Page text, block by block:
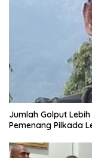
Jumlah Golput
Pemenang Pilkada